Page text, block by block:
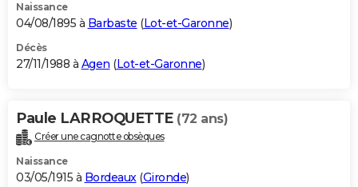
Naissance
04/08/1895 à Barbaste (Lot-et-Garonne)
Décès
27/11/1988 à Agen (Lot-et-Garonne)
Paule LARROQUETTE (72 ans)
Créer une cagnotte obsèques
Naissance
03/05/1915 à Bordeaux(Gironde)